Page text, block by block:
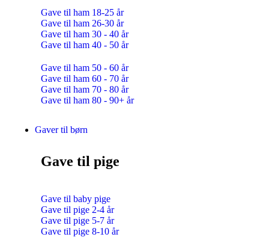
Gave til ham 18-25 år
Gave til ham 26-30 år
Gave til ham 30 - 40 år
Gave til ham 40 - 50 år
Gave til ham 50 - 60 år
Gave til ham 60 - 70 år
Gave til ham 70 - 80 år
Gave til ham 80 - 90+ år
Gaver til børn
Gave til pige
Gave til baby pige
Gave til pige 2-4 år
Gave til pige 5-7 år
Gave til pige 8-10 år